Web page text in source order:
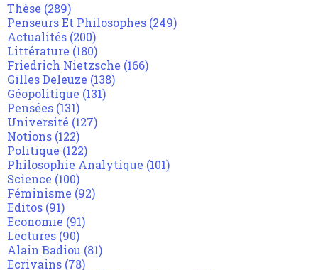
Thèse (289)
Penseurs Et Philosophes (249)
Actualités (200)
Littérature (180)
Friedrich Nietzsche (166)
Gilles Deleuze (138)
Géopolitique (131)
Pensées (131)
Université (127)
Notions (122)
Politique (122)
Philosophie Analytique (101)
Science (100)
Féminisme (92)
Editos (91)
Economie (91)
Lectures (90)
Alain Badiou (81)
Ecrivains (78)